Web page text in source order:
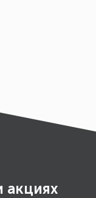
акциях